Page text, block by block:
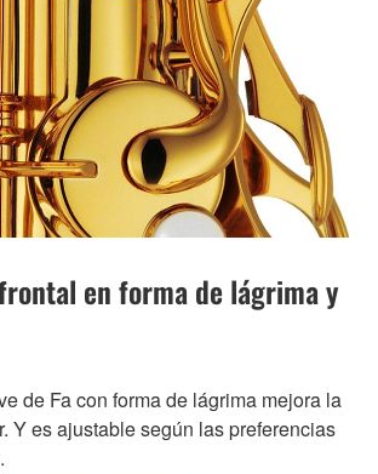
en forma de lágrima y
de Fa con forma de lágrima mejora la
Y es ajustable según las preferencias